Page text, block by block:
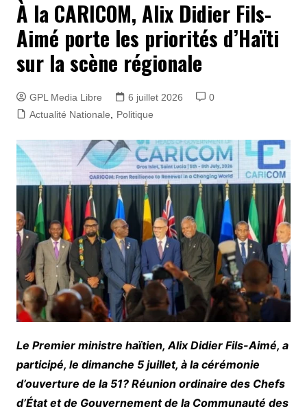
À la CARICOM, Alix Didier Fils-
Aimé porte les priorités d’Haïti
sur la scène régionale
GPL Media Libre 6 juillet 2026
0
Actualité Nationale
Politique
Le Premier ministre haïtien, Alix Didier Fils-Aimé, a
participé, le dimanche 5 juillet, à la cérémonie
d’ouverture de la 51? Réunion ordinaire des Chefs
d’État et de Gouvernement de la Communauté des